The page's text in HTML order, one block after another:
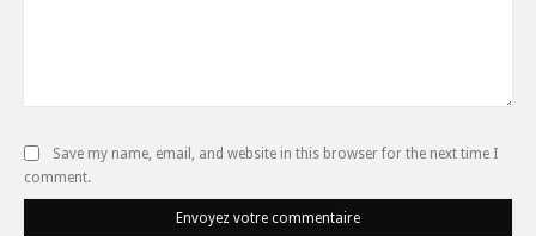
Save my name, email, and website in this browser for the next time I
comment.
Envoyez votre commentaire